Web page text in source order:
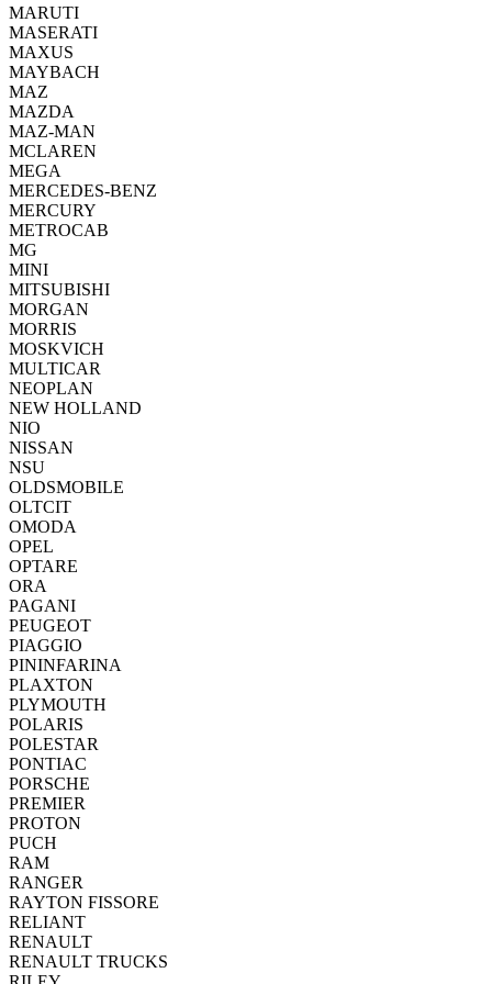
MARUTI
MASERATI
MAXUS
MAYBACH
MAZ
MAZDA
MAZ-MAN
MCLAREN
MEGA
MERCEDES-BENZ
MERCURY
METROCAB
MG
MINI
MITSUBISHI
MORGAN
MORRIS
MOSKVICH
MULTICAR
NEOPLAN
NEW HOLLAND
NIO
NISSAN
NSU
OLDSMOBILE
OLTCIT
OMODA
OPEL
OPTARE
ORA
PAGANI
PEUGEOT
PIAGGIO
PININFARINA
PLAXTON
PLYMOUTH
POLARIS
POLESTAR
PONTIAC
PORSCHE
PREMIER
PROTON
PUCH
RAM
RANGER
RAYTON FISSORE
RELIANT
RENAULT
RENAULT TRUCKS